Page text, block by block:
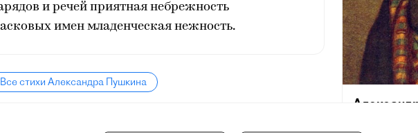
и речей приятная небрежность
имен младенческая нежность.
Все стихи Александра Пушкина